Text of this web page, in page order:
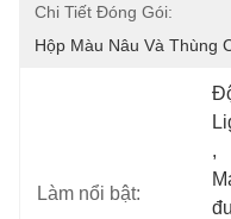
Chi Tiết Đóng Gói:
Hộp Màu Nâu Và Thùng
Làm nổi bật:
,